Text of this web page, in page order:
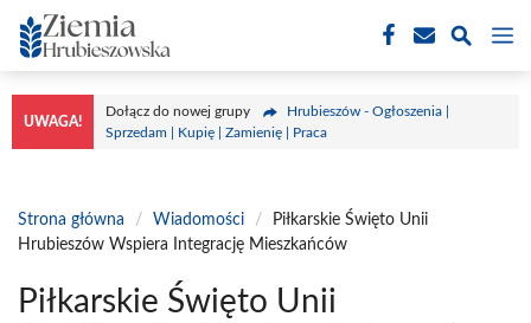
Przejdź
do
treści
UWAGA!
Dołącz do nowej grupy
Hrubieszów - Ogłoszenia |
Sprzedam | Kupię | Zamienię | Praca
Strona główna / Wiadomości /
Piłkarskie Święto Unii
Hrubieszów Wspiera Integrację Mieszkańców
Piłkarskie Święto Unii